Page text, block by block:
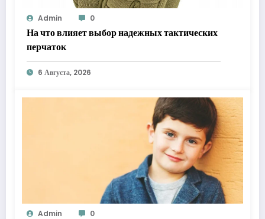
Admin 0
На что влияет выбор надежных тактических
перчаток
6 Августа, 2026
Admin 0